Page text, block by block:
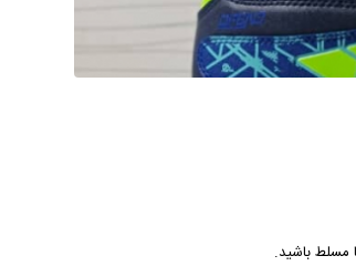
مسلط باشید.